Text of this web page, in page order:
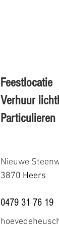
Feestlocatie
Verhuur
Nieuwe
3870 Heers
0479 31 76 19